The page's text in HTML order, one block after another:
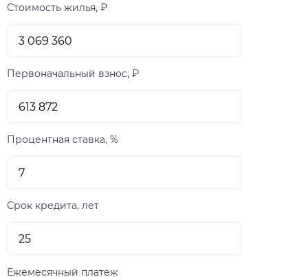
Стоимость жилья, ₽
Первоначальный взнос, ₽
Процентная ставка, %
Срок кредита, лет
Ежемесячный платеж